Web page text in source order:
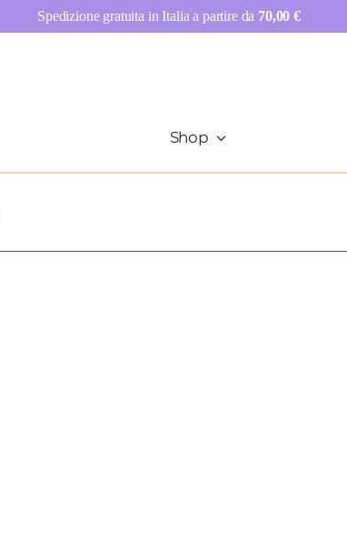
Shop
Spedizione gratuita in Italia a partire da 70,00€